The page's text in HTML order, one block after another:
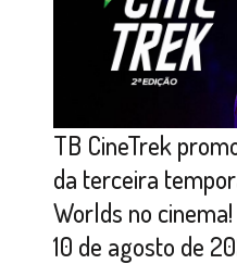
TB CineTrek
da terceira
Worlds no cinema!
10 de agosto de